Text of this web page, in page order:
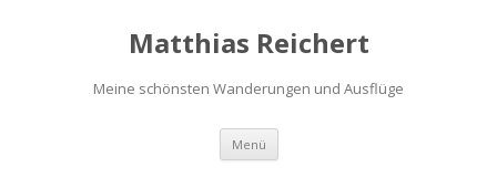
Matthias Reichert
Meine schönsten Wanderungen und Ausflüge
Menü Zum
springen